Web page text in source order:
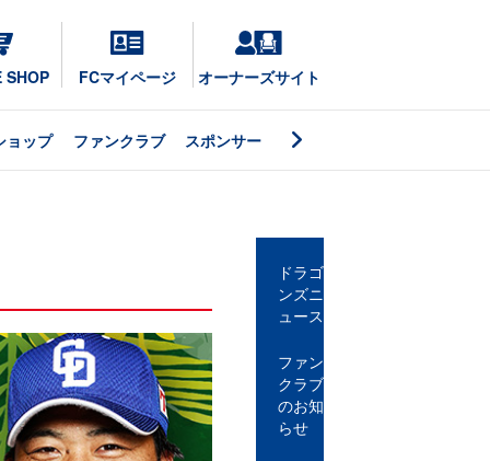
SHOP FCマイページ オーナーズサイト
ョップ ファンクラブ スポンサー
ドラゴ
ンズニ
ュース
ファン
クラブ
のお知
らせ